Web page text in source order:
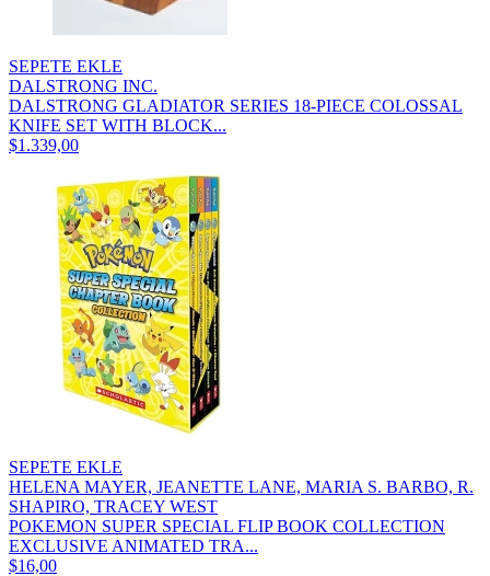
SEPETE EKLE
DALSTRONG INC.
DALSTRONG GLADIATOR SERIES 18-PIECE COLOSSAL
KNIFE SET WITH BLOCK...
$1.339,00
SEPETE EKLE
HELENA MAYER, JEANETTE LANE, MARIA S. BARBO, R.
SHAPIRO, TRACEY WEST
POKEMON SUPER SPECIAL FLIP BOOK COLLECTION
EXCLUSIVE ANIMATED TRA...
$16,00